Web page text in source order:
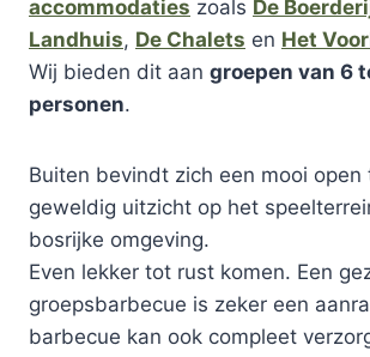
accommodaties zoals De
Landhuis, De Chalets en Het
Wij bieden dit aan groepen van 6
personen.
Buiten bevindt zich een mooi open
geweldig uitzicht op het
bosrijke omgeving.
Even lekker tot rust komen. Een
groepsbarbecue is zeker een
barbecue kan ook compleet